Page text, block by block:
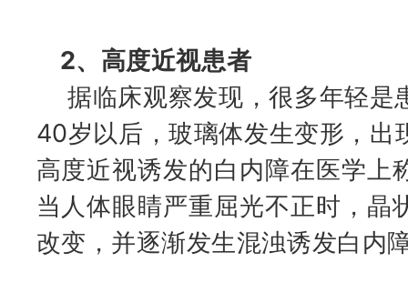
2、高度近视患者
据临床观察发现，很多年轻是
40岁以后，玻璃体发生变形，出
高度近视诱发的白内障在医学上
当人体眼睛严重屈光不正时，晶
改变，并逐渐发生混浊诱发白内